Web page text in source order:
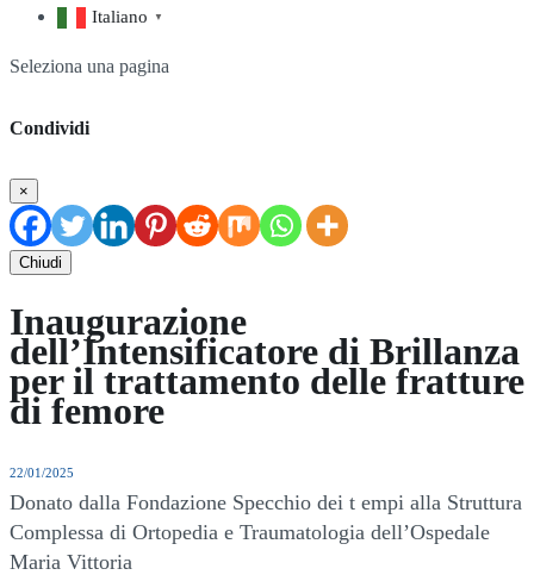
Italiano ▼
Seleziona una pagina
Condividi
×
Chiudi
Inaugurazione
dell’Intensificatore di Brillanza
per il trattamento delle fratture
di femore
22/01/2025
Donato dalla Fondazione Specchio dei t empi alla Struttura
Complessa di Ortopedia e Traumatologia dell’Ospedale
Maria Vittoria